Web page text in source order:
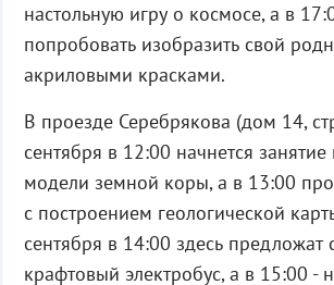
настольную игру о космосе, а в
попробовать изобразить свой
акриловыми красками.
В проезде Серебрякова (дом 14,
сентября в 12:00 начнется
модели земной коры, а в 13:00
с построением геологической
сентября в 14:00 здесь предложат
крафтовый электробус, а в 15:00 -